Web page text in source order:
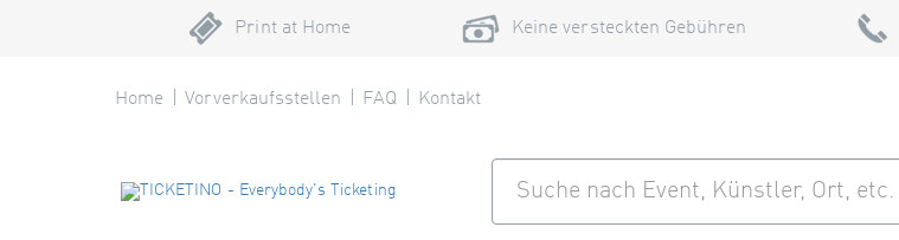
Print at Home Keine versteckten Gebühren
Home Vorverkaufsstellen FAQ Kontakt